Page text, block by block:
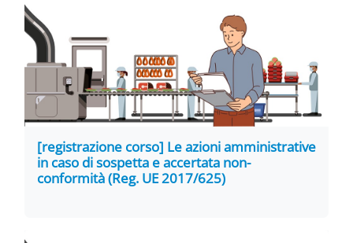
[registrazione corso] Le azioni amministrative
in caso di sospetta e accertata non-
conformità (Reg. UE 2017/625)